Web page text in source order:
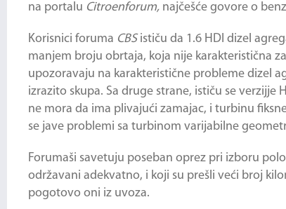
na portalu Citroenforum, najčešće govore o
Korisnici foruma CBSističu da 1.6 HDI dizel
manjem broju obrtaja, koja nije karakteristična
upozoravaju na karakteristične probleme dizel
izrazito skupa. Sa druge strane, ističu se verzijje
ne mora da ima plivajući zamajac, i turbinu
se jave problemi sa turbinom varijabilne
Forumaši savetuju poseban oprez pri izboru
održavani adekvatno, i koji su prešli veći broj
pogotovo oni iz uvoza.